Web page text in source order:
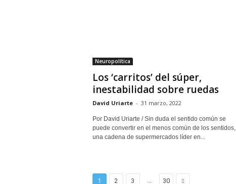
Neuropolítica
Los ‘carritos’ del súper,
inestabilidad sobre ruedas
David Uriarte - 31 marzo, 2022
Por David Uriarte / Sin duda el sentido común se
puede convertir en el menos común de los sentidos,
una cadena de supermercados líder en...
1 2 3 ... 30